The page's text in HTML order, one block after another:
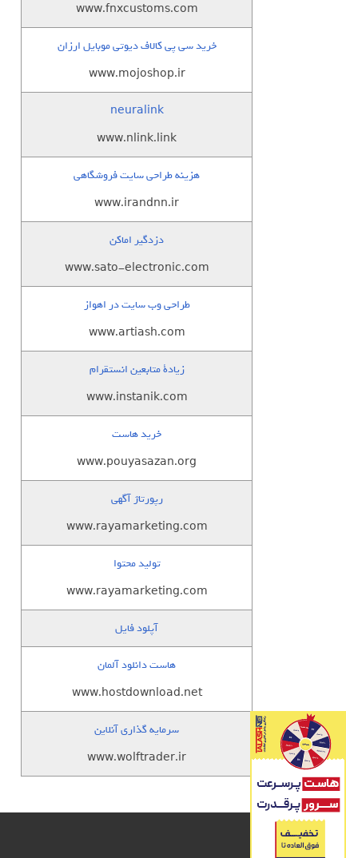
www.fnxcustoms.com
خرید سی پی کالاف دیوتی موبایل ارزان
www.mojoshop.ir
neuralink
www.nlink.link
هزینه طراحی سایت فروشگاهی
www.irandnn.ir
دزدگیر اماکن
www.sato-electronic.com
طراحی وب سایت در اهواز
www.artiash.com
زيادة متابعين انستقرام
www.instanik.com
خرید هاست
www.pouyasazan.org
رپورتاژ آگهی
www.rayamarketing.com
تولید محتوا
www.rayamarketing.com
آپلود فایل
هاست دانلود آلمان
www.hostdownload.net
سرمایه گذاری آنلاین
www.wolftrader.ir